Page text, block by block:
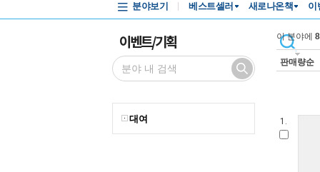
분야보기 베스트셀러 새로나온책 이
이벤트/기획
대여
이 분야에 8
판매량순
1.